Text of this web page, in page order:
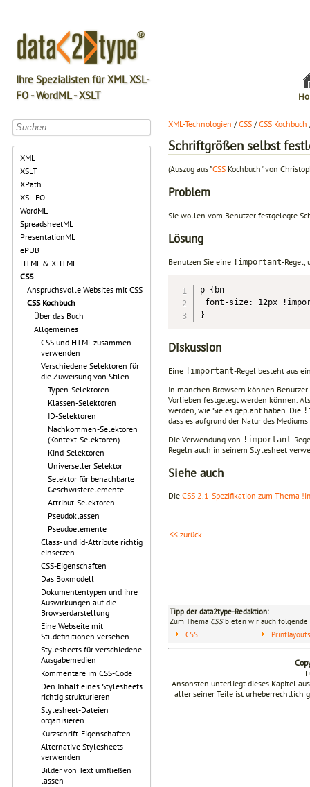
Ihre Spezialisten für XML XSL-
FO - WordML - XSLT
XML
XSLT
XPath
XSL-FO
WordML
SpreadsheetML
PresentationML
ePUB
HTML & XHTML
CSS
Anspruchsvolle Websites mit CSS
CSS Kochbuch
Über das Buch
Allgemeines
CSS und HTML zusammen
verwenden
Verschiedene Selektoren für
die Zuweisung von Stilen
Typen-Selektoren
Klassen-Selektoren
ID-Selektoren
Nachkommen-Selektoren
(Kontext-Selektoren)
Kind-Selektoren
Universeller Selektor
Selektor für benachbarte
Geschwisterelemente
Attribut-Selektoren
Pseudoklassen
Pseudoelemente
Class- und id-Attribute richtig
einsetzen
CSS-Eigenschaften
Das Boxmodell
Dokumententypen und ihre
Auswirkungen auf die
Browserdarstellung
Eine Webseite mit
Stildefinitionen versehen
Stylesheets für verschiedene
Ausgabemedien
Kommentare im CSS-Code
Den Inhalt eines Stylesheets
richtig strukturieren
Stylesheet-Dateien
organisieren
Kurzschrift-Eigenschaften
Alternative Stylesheets
verwenden
Bilder von Text umfließen
lassen
XML-Technologien /CSS /CSS Kochbuch
Schriftgrößen selbst
(Auszug aus "CSS Kochbuch" von
Problem
Sie wollen vom Benutzer festgelegte
Lösung
Benutzen Sie eine !important-Regel,
p {bn
font-size: 12px
}
Diskussion
Eine !important-Regel besteht aus
In manchen Browsern können
Vorlieben festgelegt werden können.
werden, wie Sie es geplant haben. Die
dass es aufgrund der Natur des
Die Verwendung von !important-
Regeln auch in seinem Stylesheet
Siehe auch
Die CSS 2.1-Spezifikation zum Thema
<< zurück
Tipp der data2type-Redaktion:
Zum Thema CSSbieten wir auch folgende
CSS
Ansonsten unterliegt dieses Kapitel
aller seiner Teile ist urheberrechtlich